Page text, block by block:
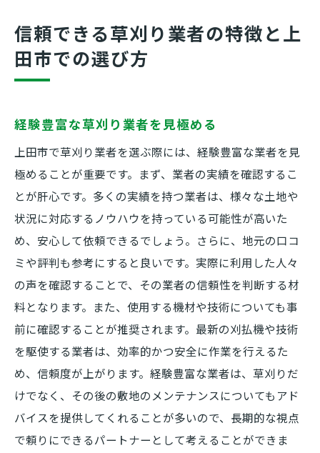
信頼できる草刈り業者の特徴と上
田市での選び方
経験豊富な草刈り業者を見極める
上田市で草刈り業者を選ぶ際には、経験豊富な業者を見
極めることが重要です。まず、業者の実績を確認するこ
とが肝心です。多くの実績を持つ業者は、様々な土地や
状況に対応するノウハウを持っている可能性が高いた
め、安心して依頼できるでしょう。さらに、地元の口コ
ミや評判も参考にすると良いです。実際に利用した人々
の声を確認することで、その業者の信頼性を判断する材
料となります。また、使用する機材や技術についても事
前に確認することが推奨されます。最新の刈払機や技術
を駆使する業者は、効率的かつ安全に作業を行えるた
め、信頼度が上がります。経験豊富な業者は、草刈りだ
けでなく、その後の敷地のメンテナンスについてもアド
バイスを提供してくれることが多いので、長期的な視点
で頼りにできるパートナーとして考えることができま